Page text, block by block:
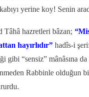
yerine koy! Senin
Tâhâ hazretleri bâzan; “
hayırlıdır” hadîs-i
gibi “sensiz” mânâsına
Rabbinle olduğun